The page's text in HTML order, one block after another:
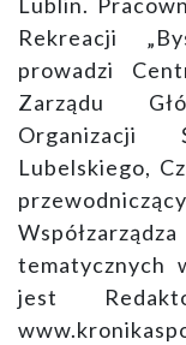
Rekreacji
prowadzi
Zarządu
Organizacji
Lubelskiego,
tematycznych
jest